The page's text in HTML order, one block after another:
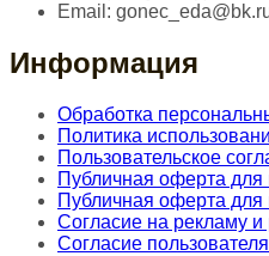
Email:
Информация
Обработка
Политика
Пользовательское
Публичная оферта для
Публичная оферта для
Согласие на рекламу и
Согласие